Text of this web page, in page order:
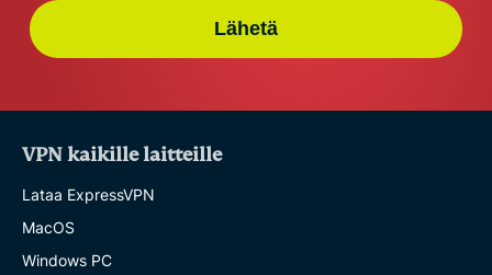
Lähetä
VPN kaikille laitteille
Lataa ExpressVPN
MacOS
Windows PC